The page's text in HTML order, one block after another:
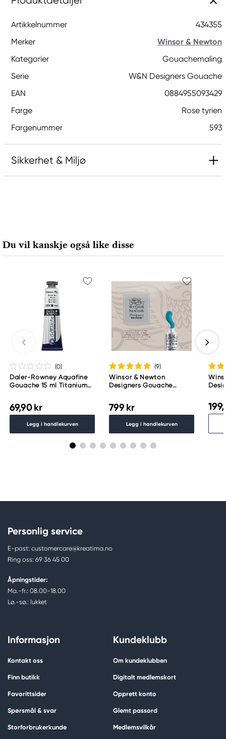
Artikkelnummer
434355
Merker
Winsor & Newton
Kategorier
Gouachemaling
Serie
W&N Designers Gouache
EAN
0884955093429
Farge
Rose tyrien
Fargenummer
593
Sikkerhet & Miljø
reaksjon.
Inneholder C.I. BASIC RED 1:1. Kan gi en allergisk
Ansvarlig EU
Winsor & Newton
Colart Sweden AB
Östra Långgatan 87
61930 Trosa, Sweden
Du vil kanskje også like disse
(0)
Daler-Rowney Aquafine
Gouache 15 ml Titanium
69,90 kr
Legg i handlekurven
(9)
Winsor & Newton
Designers Gouache
799 kr
Legg i handlekurven
Personlig service
E-post: customercare@kreatima.no
Ring oss: 69 36 45 00
Åpningstider:
Ma.-fr.: 08.00-18.00
Lø.-sø.: lukket
Informasjon
Kontakt oss
Finn butikk
Favorittsider
Spørsmål & svar
Storforbrukerkunde
Kundeklubb
Om kundeklubben
Digitalt medlemskort
Opprett konto
Glemt passord
Medlemsvilkår